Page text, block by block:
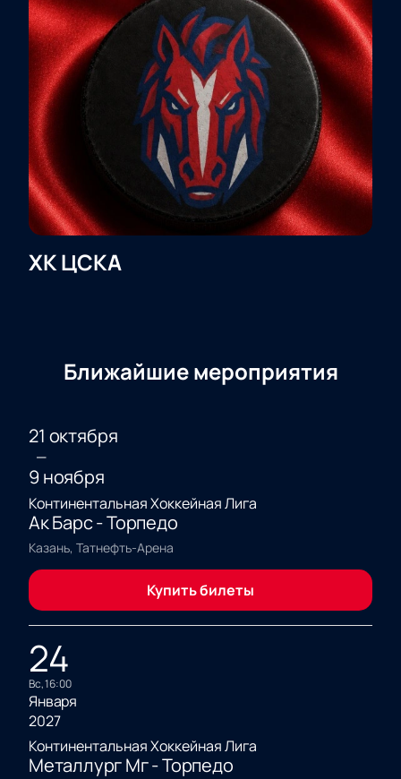
ХК ЦСКА
Ближайшие мероприятия
21 октября
—
9 ноября
Континентальная Хоккейная Лига
Ак Барс - Торпедо
Казань, Татнефть-Арена
Купить билеты
24
вс, 16:00
Января
2027
Континентальная Хоккейная Лига
Металлург Мг - Торпедо